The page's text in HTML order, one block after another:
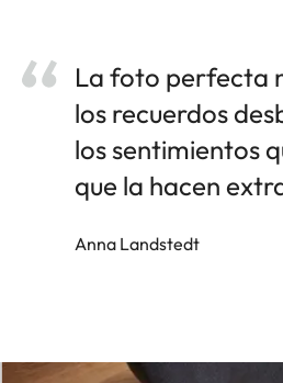
La foto perfecta
los recuerdos
los sentimientos
que la hacen
Anna Landstedt